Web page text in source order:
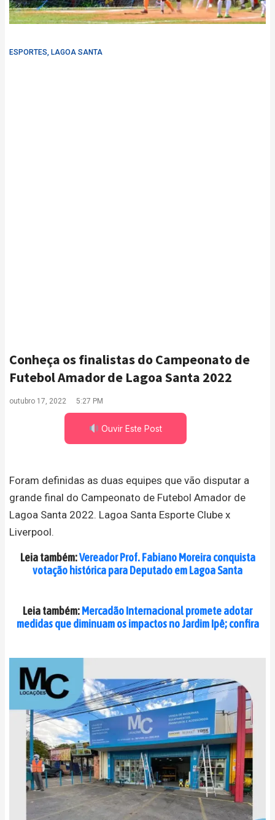
ESPORTES, LAGOA SANTA
Conheça os finalistas do Campeonato de
Futebol Amador de Lagoa Santa 2022
outubro 17, 2022 5:27 PM
Ouvir Este Post
Foram definidas as duas equipes que vão disputar a
grande final do Campeonato de Futebol Amador de
Lagoa Santa 2022. Lagoa Santa Esporte Clube x
Liverpool.
Leia também:Vereador Prof. Fabiano Moreira conquista
votação histórica para Deputado em Lagoa Santa
Leia também:Mercadão Internacional promete adotar
medidas que diminuam os impactos no Jardim Ipê; confira